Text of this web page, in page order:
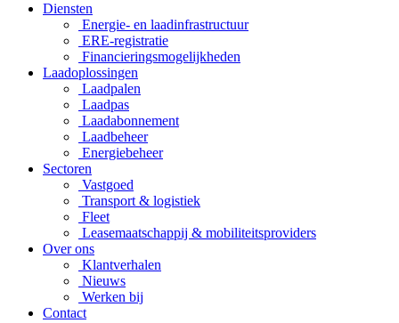
Diensten
Energie- en laadinfrastructuur
ERE-registratie
Financierings­mogelijkheden
Laadoplossingen
Laadpalen
Laadpas
Laadabonnement
Laadbeheer
Energiebeheer
Sectoren
Vastgoed
Transport & logistiek
Fleet
Leasemaatschappij & mobiliteitsproviders
Over ons
Klantverhalen
Nieuws
Werken bij
Contact